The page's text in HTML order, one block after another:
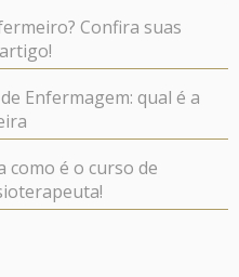
Confira suas
Enfermagem: qual é a
como é o curso de